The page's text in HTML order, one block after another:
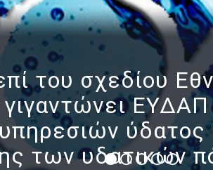
του σχεδίου
ύδατος
των υδατικών